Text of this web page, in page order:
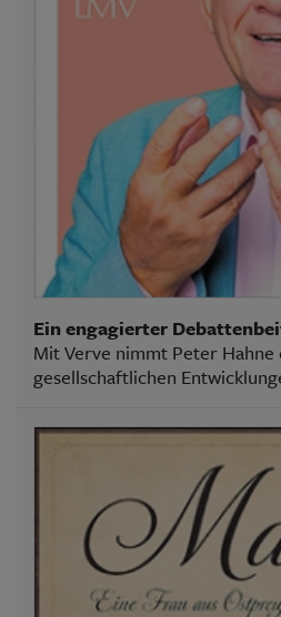
Ein engagierter
Mit Verve nimmt Peter Hahne
gesellschaftlichen